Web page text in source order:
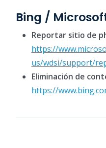
Bing /
Reportar sitio de
https://
us/wdsi/support/
Eliminación de
https://